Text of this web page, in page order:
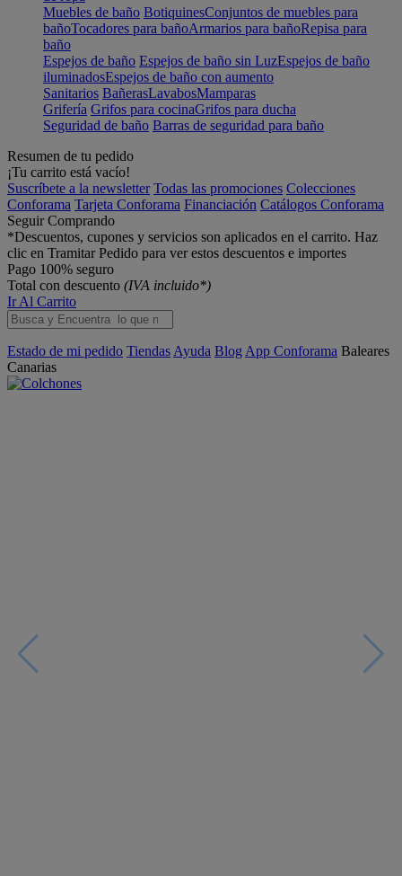
Muebles de baño BotiquinesConjuntos de muebles para
bañoTocadores para bañoArmarios para bañoRepisa para
baño
Espejos de baño Espejos de baño sin LuzEspejos de baño
iluminadosEspejos de baño con aumento
Sanitarios BañerasLavabosMamparas
Grifería Grifos para cocinaGrifos para ducha
Seguridad de baño Barras de seguridad para baño
Resumen de tu pedido
¡Tu carrito está vacío!
Suscríbete a la newsletter Todas las promociones Colecciones
Conforama Tarjeta Conforama Financiación Catálogos Conforama
Seguir Comprando
*Descuentos, cupones y servicios son aplicados en el carrito. Haz
clic en Tramitar Pedido para ver estos descuentos e importes
Pago 100% seguro
Total con descuento (IVA incluido*)
Ir Al Carrito
Estado de mi pedido Tiendas Ayuda Blog App Conforama Baleares
Canarias